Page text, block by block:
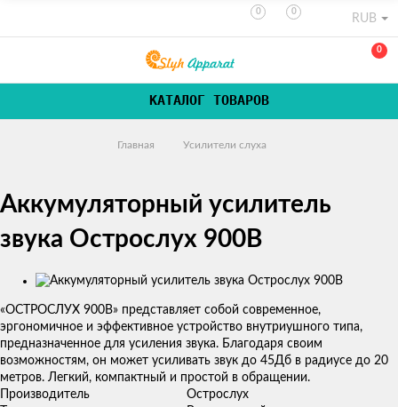
0 0
RUB
0
КАТАЛОГ ТОВАРОВ
Главная Усилители слуха
Аккумуляторный усилитель
звука Острослух 900B
Изображения
«ОСТРОСЛУХ 900B» представляет собой современное,
эргономичное и эффективное устройство внутриушного типа,
предназначенное для усиления звука. Благодаря своим
возможностям, он может усиливать звук до 45Дб в радиусе до 20
метров. Легкий, компактный и простой в обращении.
Производитель
Острослух